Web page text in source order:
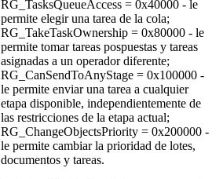
RG_TasksQueueAccess = 0x40000 - le
permite elegir una tarea de la cola;
RG_TakeTaskOwnership = 0x80000 - le
permite tomar tareas pospuestas y tareas
asignadas a un operador diferente;
RG_CanSendToAnyStage = 0x100000 -
le permite enviar una tarea a cualquier
etapa disponible, independientemente de
las restricciones de la etapa actual;
RG_ChangeObjectsPriority = 0x200000 -
le permite cambiar la prioridad de lotes,
documentos y tareas.